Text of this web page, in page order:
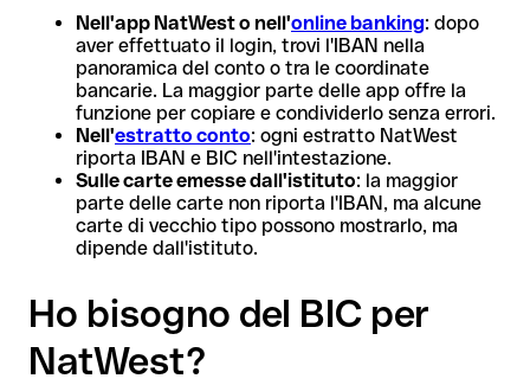
Nell'app NatWest o nell'online banking: dopo
aver effettuato il login, trovi l'IBAN nella
panoramica del conto o tra le coordinate
bancarie. La maggior parte delle app offre la
funzione per copiare e condividerlo senza errori.
Nell'estratto conto: ogni estratto NatWest
riporta IBAN e BIC nell'intestazione.
Sulle carte emesse dall'istituto: la maggior
parte delle carte non riporta l'IBAN, ma alcune
carte di vecchio tipo possono mostrarlo, ma
dipende dall'istituto.
Ho bisogno del BIC per
NatWest?